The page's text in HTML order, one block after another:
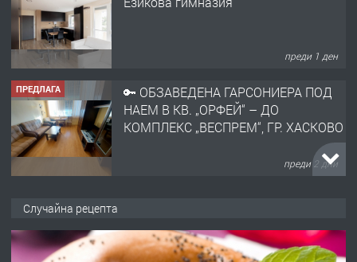
преди 1 ден
ПРЕДЛАГА
🔑 ОБЗАВЕДЕНА ГАРСОНИЕРА ПОД
НАЕМ В КВ. „ОРФЕЙ“ – ДО
КОМПЛЕКС „ВЕСПРЕМ“, ГР. ХАСКОВО
преди 2 дни
АПАРТАМЕНТ В ЦЕНТЪРА НА ГР.
ХАСКОВО
Случайна рецепта